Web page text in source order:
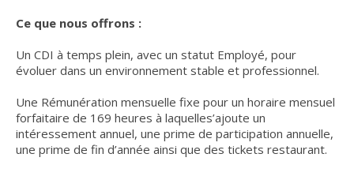
Ce que nous offrons :
Un CDI à temps plein, avec un statut Employé, pour
évoluer dans un environnement stable et professionnel.
Une Rémunération mensuelle fixe pour un horaire mensuel
forfaitaire de 169 heures à laquelles’ajoute un
intéressement annuel, une prime de participation annuelle,
une prime de fin d’année ainsi que des tickets restaurant.